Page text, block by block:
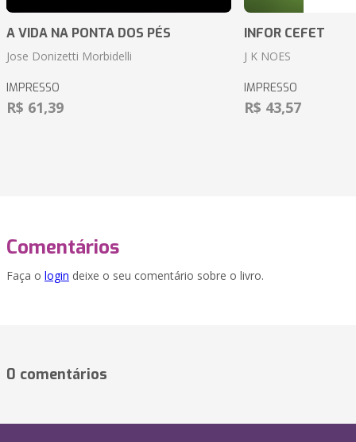
A VIDA NA PONTA DOS PÉS
Jose Donizetti Morbidelli
IMPRESSO
R$ 61,39
INFOR CEFET
J K NOES
IMPRESSO
R$ 43,57
Comentários
Faça o login deixe o seu comentário sobre o livro.
0 comentários